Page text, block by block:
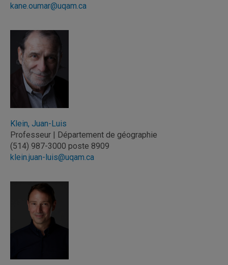
kane.oumar@uqam.ca
Klein, Juan-Luis
Professeur | Département de géographie
(514) 987-3000 poste 8909
klein.juan-luis@uqam.ca